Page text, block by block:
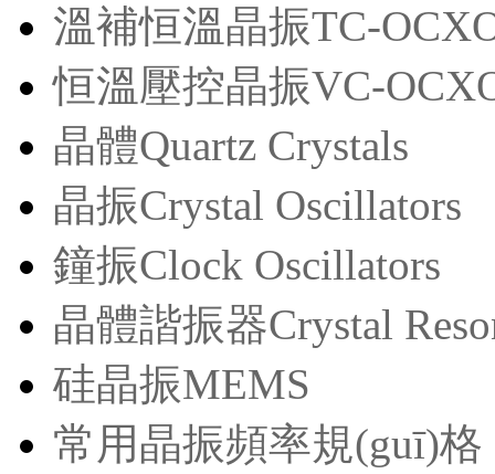
溫補恒溫晶振TC-
恒溫壓控晶振VC-
晶體Quartz Crystals
晶振Crystal Oscillators
鐘振Clock Oscillators
晶體諧振器Crystal
硅晶振MEMS
常用晶振頻率規(guī)格